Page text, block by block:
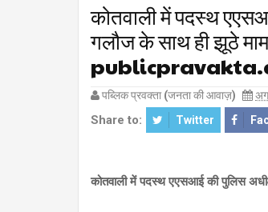
कोतवाली में पदस्थ
गलौज के साथ ही झूठे
पब्लिक प्रवक्ता (जनता की आवाज़)
Share to: Twitter
कोतवाली में पदस्थ एएसआई की पुलिस